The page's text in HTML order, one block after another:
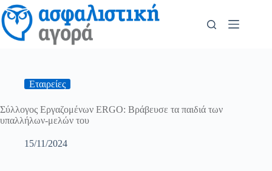
Εταιρείες
Σύλλογος Εργαζομένων ERGO: Βράβευσε τα παιδιά των
υπαλλήλων-μελών του
15/11/2024